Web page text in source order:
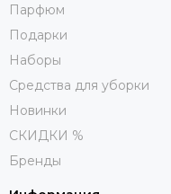
Парфюм
Подарки
Наборы
Средства для уборки
Новинки
СКИДКИ %
Бренды